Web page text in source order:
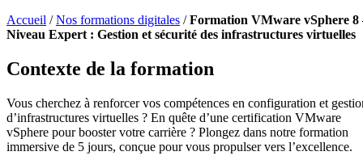
Accueil /Nos formations digitales /Formation VMware vSphere 8
Niveau Expert : Gestion et sécurité des infrastructures virtuelles
Contexte de la formation
Vous cherchez à renforcer vos compétences en configuration et
d’infrastructures virtuelles ? En quête d’une certification VMware
vSphere pour booster votre carrière ? Plongez dans notre formation
immersive de 5 jours, conçue pour vous propulser vers l’excellence.